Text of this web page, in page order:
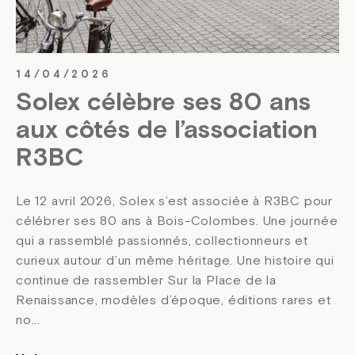
14/04/2026
Solex célèbre ses 80 ans
aux côtés de l’association
R3BC
Le 12 avril 2026, Solex s’est associée à R3BC pour
célébrer ses 80 ans à Bois-Colombes. Une journée
qui a rassemblé passionnés, collectionneurs et
curieux autour d’un même héritage. Une histoire qui
continue de rassembler Sur la Place de la
Renaissance, modèles d’époque, éditions rares et
no...